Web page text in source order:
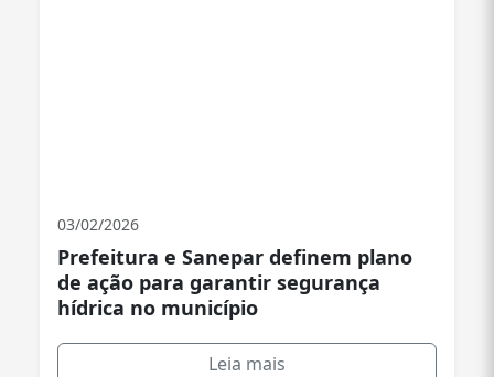
03/02/2026
Prefeitura e Sanepar definem plano
de ação para garantir segurança
hídrica no município
Leia mais